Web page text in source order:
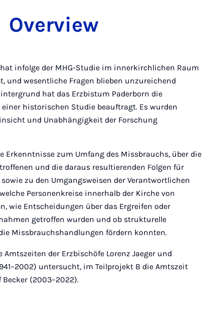
Overview
infolge der MHG-Studie im innerkirchlichen Raum
und wesentliche Fragen blieben unzureichend
hat das Erzbistum Paderborn die
historischen Studie beauftragt. Es wurden
und Unabhängigkeit der Forschung
Erkenntnisse zum Umfang des Missbrauchs, über die
und die daraus resultierenden Folgen für
zu den Umgangsweisen der Verantwortlichen
Personenkreise innerhalb der Kirche von
wie Entscheidungen über das Ergreifen oder
getroffen wurden und ob strukturelle
Missbrauchshandlungen fördern konnten.
Amtszeiten der Erzbischöfe Lorenz Jaeger und
untersucht, im Teilprojekt B die Amtszeit
(2003–2022).